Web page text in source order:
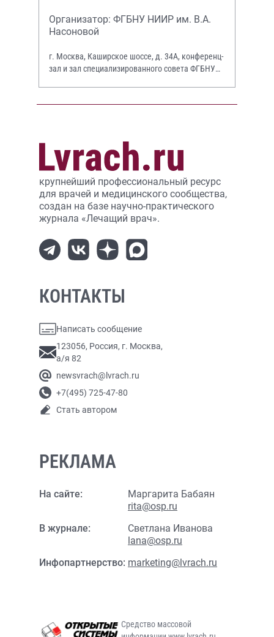
Организатор: ФГБНУ НИИР им. В.А.
Насоновой
г. Москва, Каширское шоссе, д. 34А, конференц-
зал и зал специализированного совета ФГБНУ
крупнейший профессиональный ресурс
для врачей и медицинского сообщества,
создан на базе научно-практического
журнала «Лечащий врач».
КОНТАКТЫ
Написать сообщение
123056, Россия, г. Москва,
а/я 82
newsvrach@lvrach.ru
+7(495) 725-47-80
Стать автором
РЕКЛАМА
На сайте:
Маргарита Бабаян
rita@osp.ru
В журнале:
Светлана Иванова
lana@osp.ru
Инфопартнерство: marketing@lvrach.ru
Средство массовой